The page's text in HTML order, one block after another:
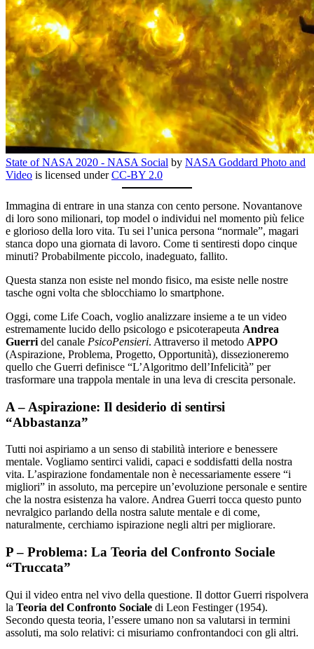
State of NASA 2020 - NASA Social by NASA Goddard Photo and
Video is licensed underCC-BY 2.0
Immagina di entrare in una stanza con cento persone. Novantanove
di loro sono milionari, top model o individui nel momento più felice
e glorioso della loro vita. Tu sei l’unica persona “normale”, magari
stanca dopo una giornata di lavoro. Come ti sentiresti dopo cinque
minuti? Probabilmente piccolo, inadeguato, fallito.
Questa stanza non esiste nel mondo fisico, ma esiste nelle nostre
tasche ogni volta che sblocchiamo lo smartphone.
Oggi, come Life Coach, voglio analizzare insieme a te un video
estremamente lucido dello psicologo e psicoterapeuta Andrea
Guerri del canale PsicoPensieri. Attraverso il metodo APPO
(Aspirazione, Problema, Progetto, Opportunità), dissezioneremo
quello che Guerri definisce “L’Algoritmo dell’Infelicità” per
trasformare una trappola mentale in una leva di crescita personale.
A – Aspirazione: Il desiderio di sentirsi
“Abbastanza”
Tutti noi aspiriamo a un senso di stabilità interiore e benessere
mentale. Vogliamo sentirci validi, capaci e soddisfatti della nostra
vita. L’aspirazione fondamentale non è necessariamente essere “i
migliori” in assoluto, ma percepire un’evoluzione personale e sentire
che la nostra esistenza ha valore. Andrea Guerri tocca questo punto
nevralgico parlando della nostra salute mentale e di come,
naturalmente, cerchiamo ispirazione negli altri per migliorare.
P – Problema: La Teoria del Confronto Sociale
“Truccata”
Qui il video entra nel vivo della questione. Il dottor Guerri rispolvera
la Teoria del Confronto Sociale di Leon Festinger (1954).
Secondo questa teoria, l’essere umano non sa valutarsi in termini
assoluti, ma solo relativi: ci misuriamo confrontandoci con gli altri.